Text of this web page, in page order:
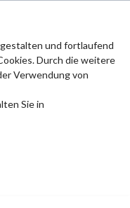
und fortlaufend
Durch die weitere
Verwendung von
Sie in